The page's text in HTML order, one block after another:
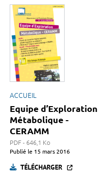
ACCUEIL
Equipe d’Exploration
Métabolique -
CERAMM
PDF - 646,1 Ko
Publié le 15 mars 2016
TÉLÉCHARGER